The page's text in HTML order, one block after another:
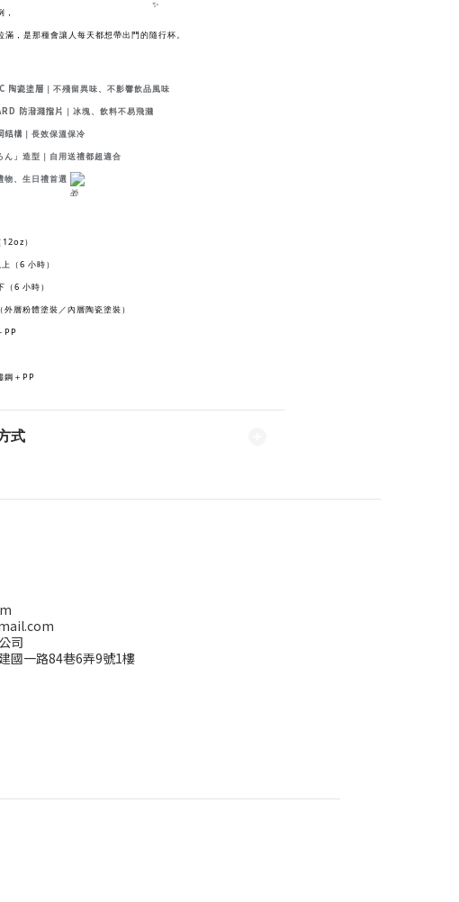
滿，是那種會讓人每天都想帶出門的隨行杯。
陶瓷塗層 ｜不殘留異味、不影響飲品風味
防潑濺擋片 ｜冰塊、飲料不易飛濺
結構｜長效保溫保冷
」造型｜自用送禮都超適合
、生日禮首選
）
（6 小時）
6 小時）
層粉體塗裝／內層陶瓷塗裝）
PP
鋼＋PP
式
司
國一路84巷6弄9號1樓